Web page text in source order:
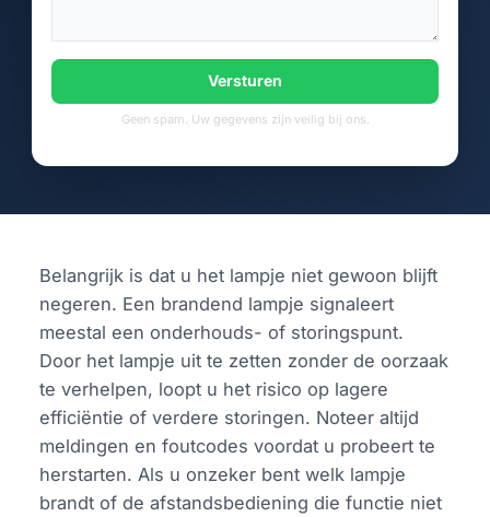
Versturen
Geen spam. Uw gegevens zijn veilig bij ons.
Belangrijk is dat u het lampje niet gewoon blijft
negeren. Een brandend lampje signaleert
meestal een onderhouds- of storingspunt.
Door het lampje uit te zetten zonder de oorzaak
te verhelpen, loopt u het risico op lagere
efficiëntie of verdere storingen. Noteer altijd
meldingen en foutcodes voordat u probeert te
herstarten. Als u onzeker bent welk lampje
brandt of de afstandsbediening die functie niet